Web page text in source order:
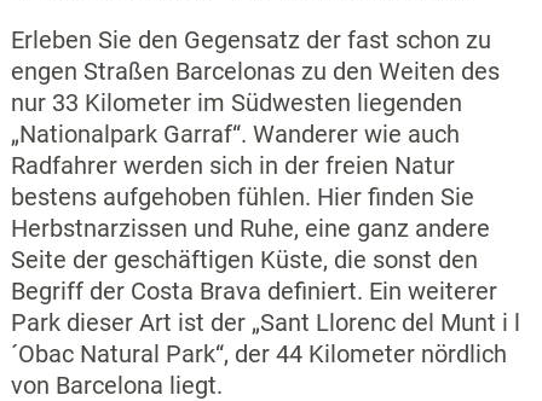
Erleben Sie den Gegensatz der fast schon zu
engen Straßen Barcelonas zu den Weiten des
nur 33 Kilometer im Südwesten liegenden
„Nationalpark Garraf“. Wanderer wie auch
Radfahrer werden sich in der freien Natur
bestens aufgehoben fühlen. Hier finden Sie
Herbstnarzissen und Ruhe, eine ganz andere
Seite der geschäftigen Küste, die sonst den
Begriff der Costa Brava definiert. Ein weiterer
Park dieser Art ist der „Sant Llorenc del Munt i l
´Obac Natural Park“, der 44 Kilometer nördlich
von Barcelona liegt.